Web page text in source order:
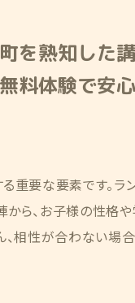
を熟知した
料体験で安
重要な要素です。ラ
ら、お子様の性格
、相性が合わない場